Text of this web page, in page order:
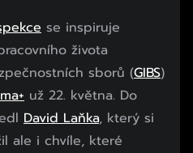
se inspiruje
života
sborů (GIBS)
už 22. května. Do
David Laňka, který si
ale i chvíle, které